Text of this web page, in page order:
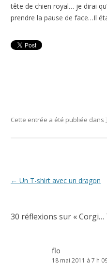
tête de chien royal… je dirai
prendre la pause de face…Il
Cette entrée a été publiée dans
Navigation
← Un T-shirt avec un dragon
30 réflexions sur «Corgi…
flo
18 mai 2011 à 7 h